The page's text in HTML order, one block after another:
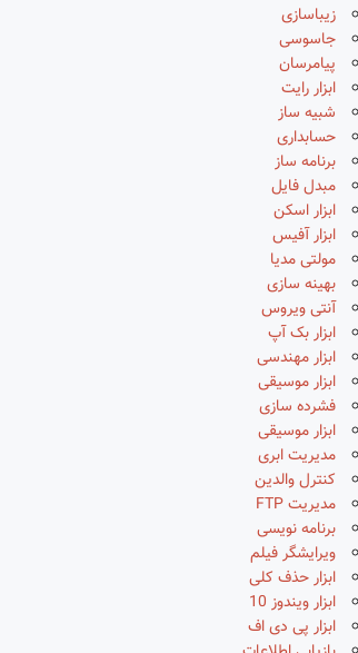
زیباسازی
جاسوسی
پیامرسان
ابزار رایت
شبیه ساز
حسابداری
برنامه ساز
مبدل فایل
ابزار اسکن
ابزار آفیس
مولتی مدیا
بهینه سازی
آنتی ویروس
ابزار بک آپ
ابزار مهندسی
ابزار موسیقی
فشرده سازی
ابزار موسیقی
مدیریت ابری
کنترل والدین
مدیریت FTP
برنامه نویسی
ویرایشگر فیلم
ابزار حذف کلی
ابزار ویندوز 10
ابزار پی دی اف